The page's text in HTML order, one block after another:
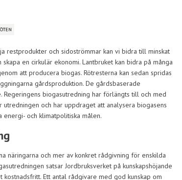
restprodukter och sidoströmmar kan vi bidra till minskat
skapa en cirkulär ekonomi. Lantbruket kan bidra på många
att producera biogas. Rötresterna kan sedan spridas
gårdsproduktion. De gårdsbaserade
biogasutredning har förlängts till och med
och har uppdraget att analysera biogasens
och klimatpolitiska målen.
näringarna och mer av konkret rådgivning för enskilda
satsar Jordbruksverket på kunskapshöjande
Ett antal rådgivare med god kunskap om